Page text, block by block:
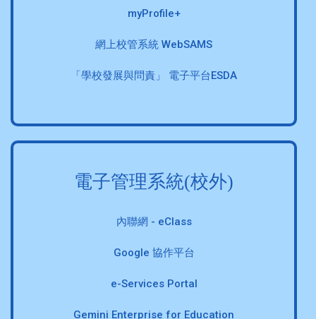
myProfile+
網上校管系統 WebSAMS
「學校發展與問責」 電子平台ESDA
電子管理系統(校外)
內聯網 - eClass
Google 協作平台
e-Services Portal
Gemini Enterprise for Education